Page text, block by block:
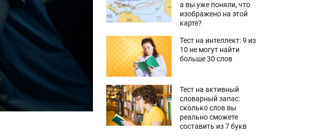
а вы уже поняли, что
изображено на этой
карте?
Тест на интеллект: 9 из
10 не могут найти
больше 30 слов
Тест на активный
словарный запас:
сколько слов вы
реально сможете
составить из 7 букв